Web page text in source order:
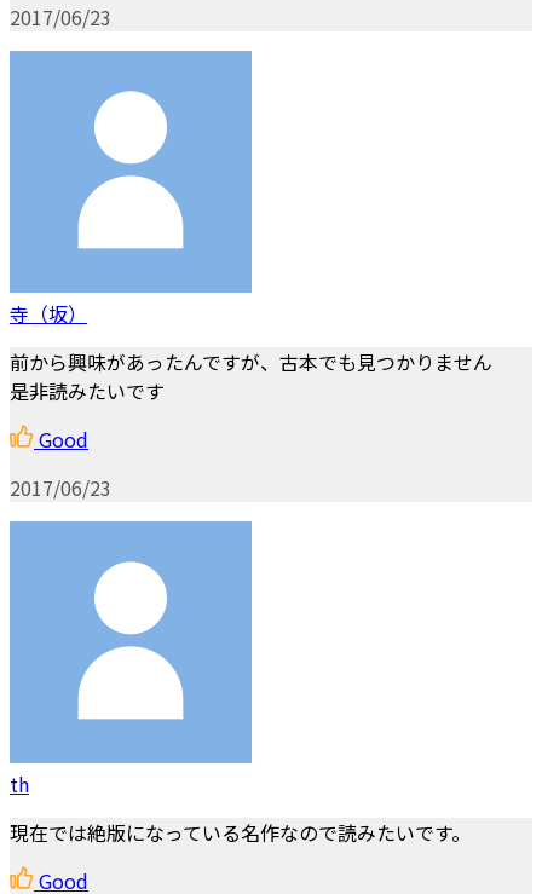
2017/06/23
寺（坂）
前から興味があったんですが、古本でも見つかりません
是非読みたいです
Good
2017/06/23
th
現在では絶版になっている名作なので読みたいです。
Good